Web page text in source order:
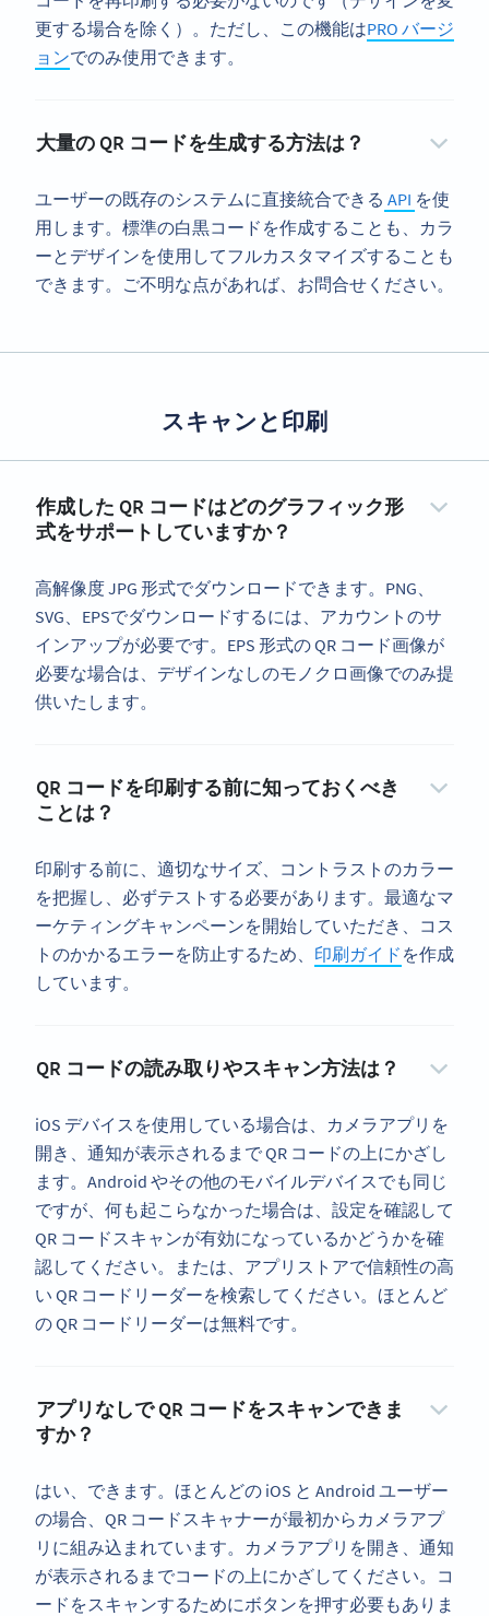
更する場合を除く）。ただし、この機能はPRO バージ
ョンでのみ使用できます。
大量の QR コードを生成する方法は？
ユーザーの既存のシステムに直接統合できる API を使
用します。標準の白黒コードを作成することも、カラ
ーとデザインを使用してフルカスタマイズすることも
できます。ご不明な点があれば、お問合せください。
スキャンと印刷
作成した QR コードはどのグラフィック形
式をサポートしていますか？
高解像度 JPG 形式でダウンロードできます。PNG、
SVG、EPSでダウンロードするには、アカウントのサ
インアップが必要です。EPS 形式の QR コード画像が
必要な場合は、デザインなしのモノクロ画像でのみ提
供いたします。
QR コードを印刷する前に知っておくべき
ことは？
印刷する前に、適切なサイズ、コントラストのカラー
を把握し、必ずテストする必要があります。最適なマ
ーケティングキャンペーンを開始していただき、コス
トのかかるエラーを防止するため、 印刷ガイド を作成
しています。
QR コードの読み取りやスキャン方法は？
iOS デバイスを使用している場合は、カメラアプリを
開き、通知が表示されるまで QR コードの上にかざし
ます。Android やその他のモバイルデバイスでも同じ
ですが、何も起こらなかった場合は、設定を確認して
QR コードスキャンが有効になっているかどうかを確
認してください。または、アプリストアで信頼性の高
い QR コードリーダーを検索してください。ほとんど
の QR コードリーダーは無料です。
アプリなしで QR コードをスキャンできま
すか？
はい、できます。ほとんどの iOS と Android ユーザー
の場合、QR コードスキャナーが最初からカメラアプ
リに組み込まれています。カメラアプリを開き、通知
が表示されるまでコードの上にかざしてください。コ
ードをスキャンするためにボタンを押す必要もありま